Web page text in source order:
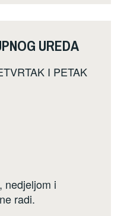
UREDA
I PETAK
nedjeljom i
radi.